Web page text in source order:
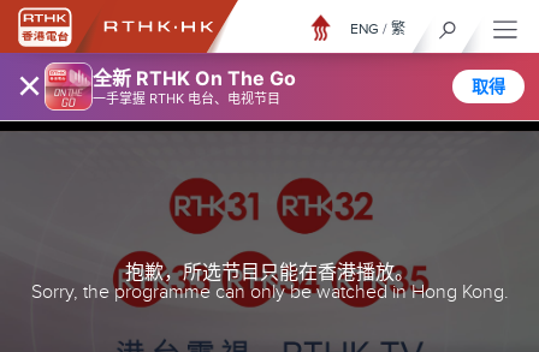
× 全新 RTHK On The Go
一手掌握 RTHK 电台、电视节目
取得
ENG / 繁
抱歉，所选节目只能在香港播放。
Sorry, the programme can only be watched in Hong Kong.